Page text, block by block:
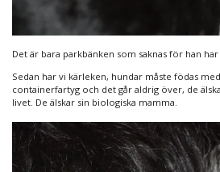
Det är bara parkbänken som saknas för han har
Sedan har vi kärleken, hundar måste födas
containerfartyg och det går aldrig över, de
livet. De älskar sin biologiska mamma.